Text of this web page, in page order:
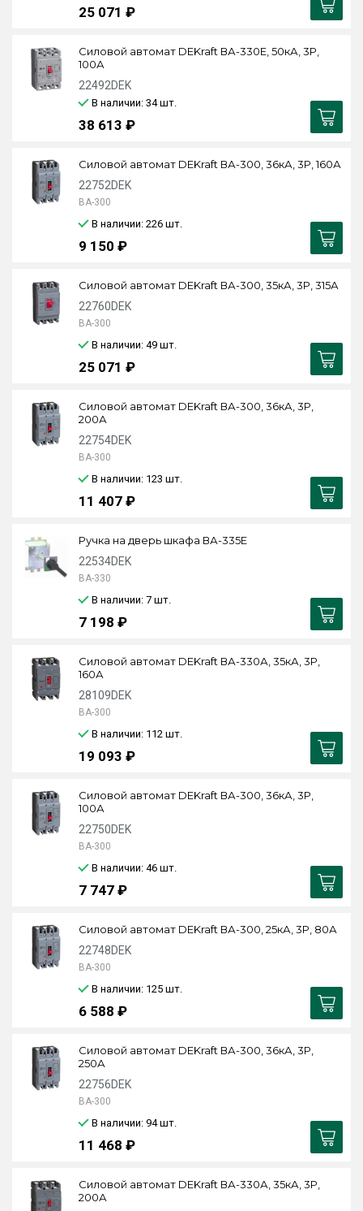
25 071 ₽
Силовой автомат DEKraft ВА-330Е, 50кА, 3P,
100А
22492DEK
В наличии: 34шт.
38 613 ₽
Силовой автомат DEKraft ВА-300, 36кА, 3P, 160А
22752DEK
ВА-300
В наличии: 226 шт.
9 150 ₽
Силовой автомат DEKraft ВА-300, 35кА, 3P, 315А
22760DEK
ВА-300
В наличии: 49 шт.
25 071 ₽
Силовой автомат DEKraft ВА-300, 36кА, 3P,
200А
22754DEK
ВА-300
В наличии: 123 шт.
11 407 ₽
Ручка на дверь шкафа ВА-335E
22534DEK
ВА-330
В наличии: 7 шт.
7 198 ₽
Силовой автомат DEKraft ВА-330А, 35кА, 3P,
160А
28109DEK
ВА-300
В наличии: 112 шт.
19 093 ₽
Силовой автомат DEKraft ВА-300, 36кА, 3P,
100А
22750DEK
ВА-300
В наличии: 46 шт.
7 747 ₽
Силовой автомат DEKraft ВА-300, 25кА, 3P, 80А
22748DEK
ВА-300
В наличии: 125 шт.
6 588 ₽
Силовой автомат DEKraft ВА-300, 36кА, 3P,
250А
22756DEK
ВА-300
В наличии: 94шт.
11 468 ₽
Силовой автомат DEKraft ВА-330А, 35кА, 3P,
200А